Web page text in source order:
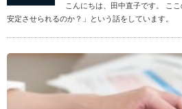
こんにちは、田中直子です。 こ
安定させられるのか？」という話をしています。